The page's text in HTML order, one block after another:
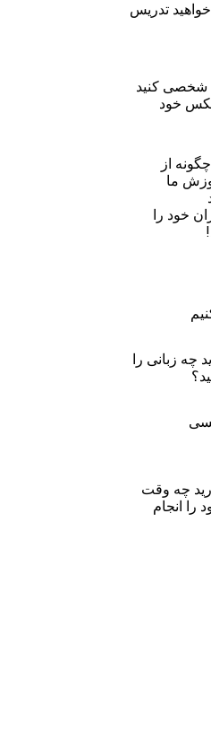
تدریس
شخصی کنید
خود
از
ما
خود را
چه زبانی را
چه وقت
را انجام